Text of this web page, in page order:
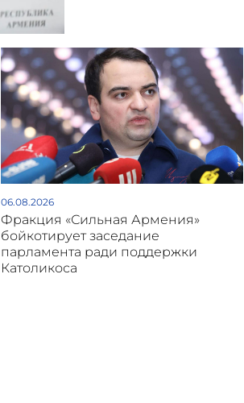
06.08.2026
Фракция «Сильная Армения»
бойкотирует заседание
парламента ради поддержки
Католикоса